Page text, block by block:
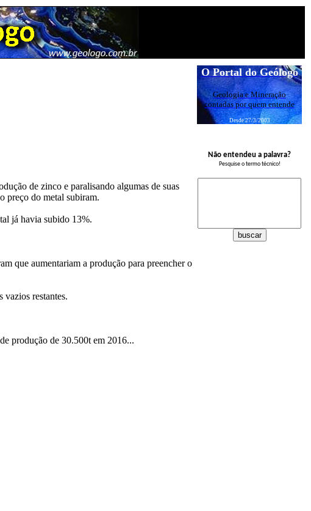
de zinco e paralisando algumas de suas
preço do metal subiram.
já havia subido 13%.
que aumentariam a produção para preencher o
vazios restantes.
produção de 30.500t em 2016...
O Portal do Geólogo
Geologia e Mineração
contadas por quem entende
Desde 27/3/2003
Não entendeu a palavra?
Pesquise o termo técnico!